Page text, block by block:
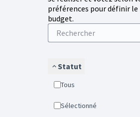
préférences pour définir le
budget.
Statut
Tous
Sélectionné